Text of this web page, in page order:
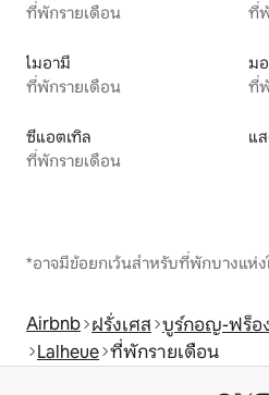
ที่พักรายเดือน ที่
ไมอามี
ที่พักรายเดือน
ม
ที่
ซีแอตเทิล
ที่พักรายเดือน
แ
*อาจมีข้อยกเว้นสำหรับที่พักบางแห่
Airbnb ฝรั่งเศส บูร์กอญ-ฟร็อ
Lalheue ที่พักรายเดือน